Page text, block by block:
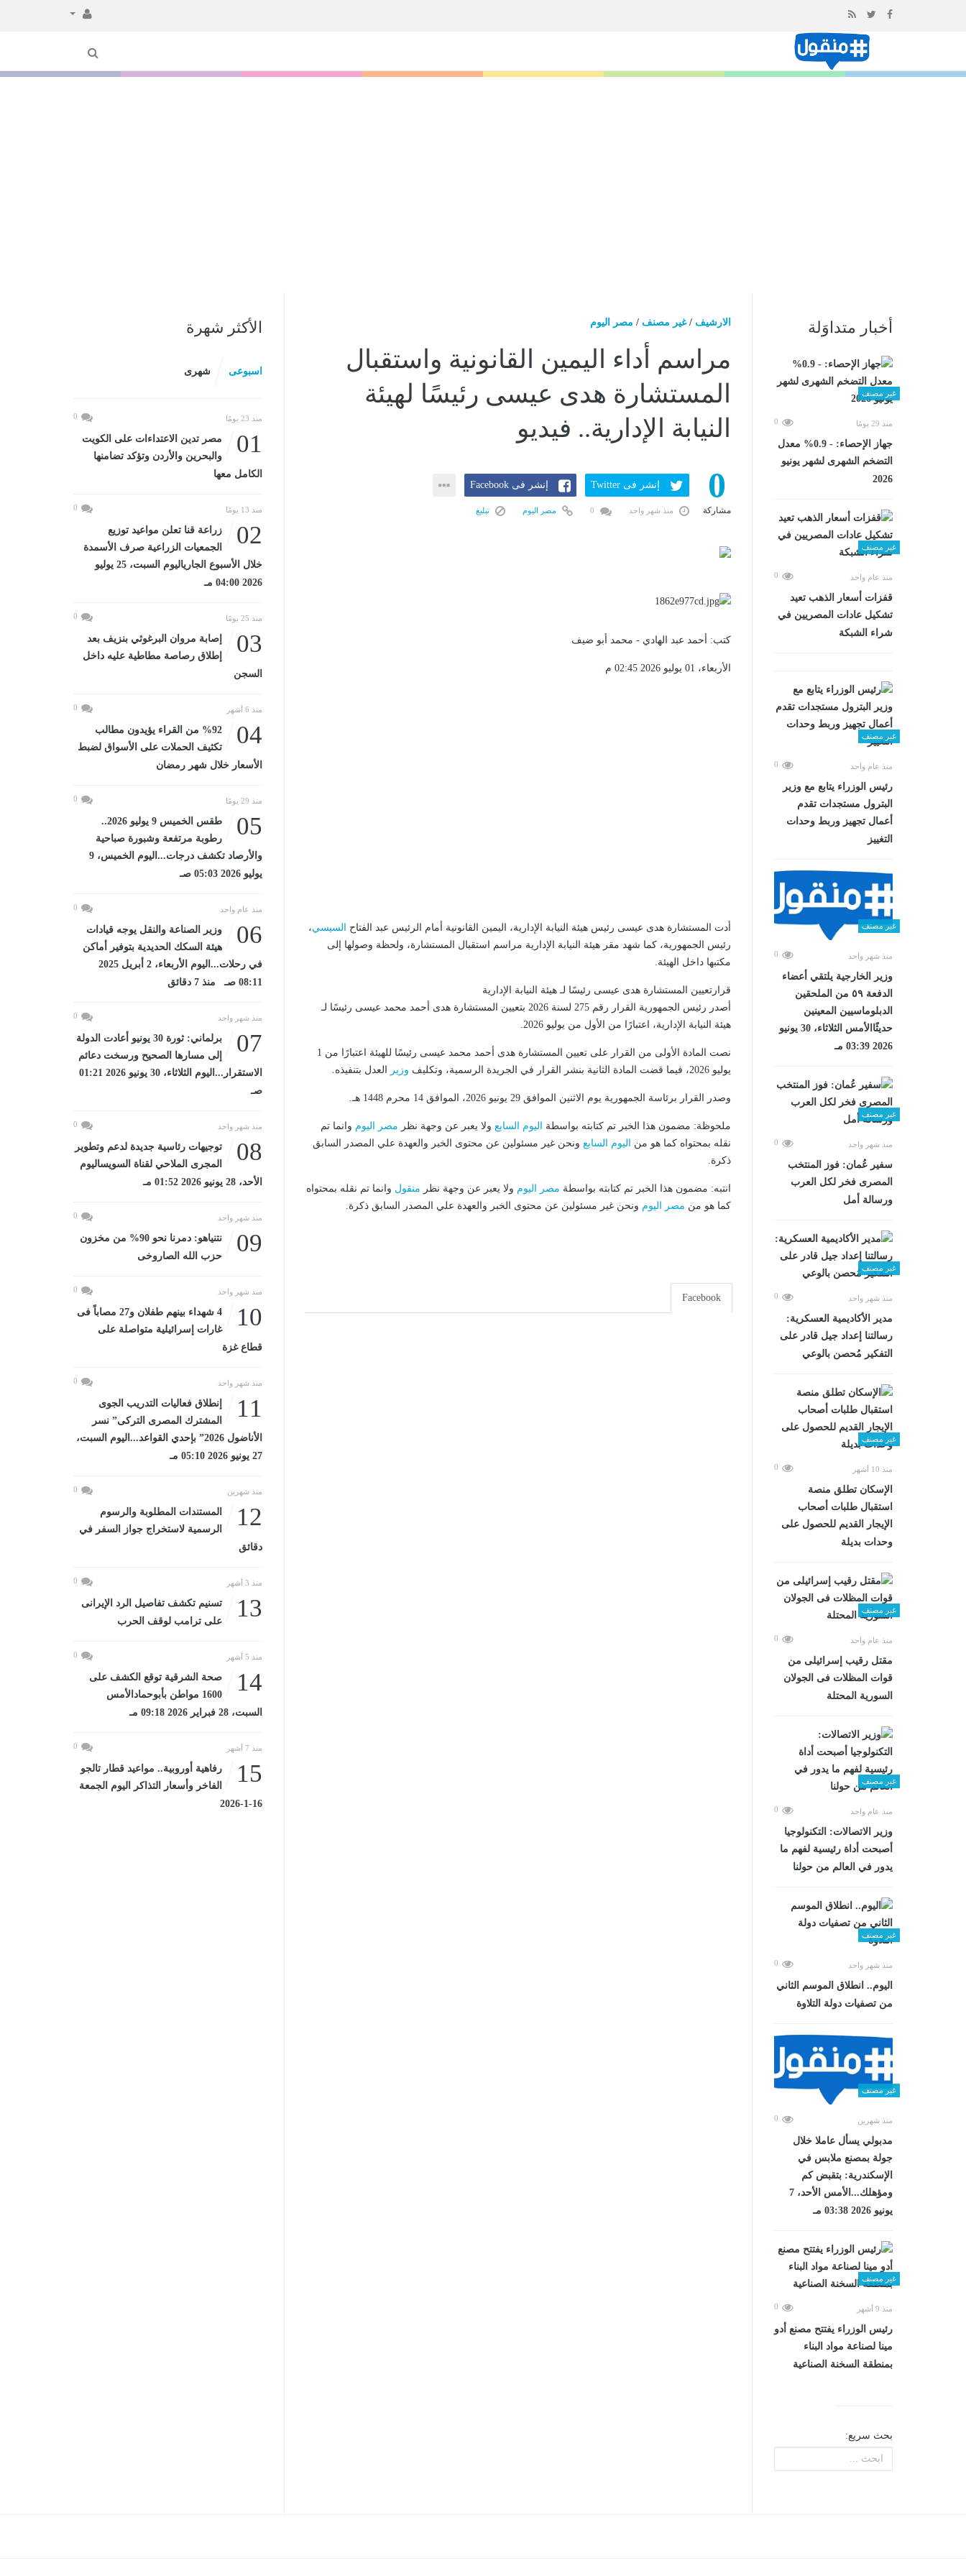
المحتوى
أخبار متداوَلة
غير مصنف
منذ 29 يومًا 0
جهاز الإحصاء: - 0.9% معدل
التضخم الشهرى لشهر يونيو
2026
غير مصنف
منذ عام واحد 0
قفزات أسعار الذهب تعيد
تشكيل عادات المصريين في
شراء الشبكة
غير مصنف
منذ عام واحد 0
رئيس الوزراء يتابع مع وزير
البترول مستجدات تقدم
أعمال تجهيز وربط وحدات
التغييز
غير مصنف
منذ شهر واحد 0
وزير الخارجية يلتقي أعضاء
الدفعة ٥٩ من الملحقين
الدبلوماسيين المعينين
حديثًاالأمس الثلاثاء، 30 يونيو
2026 03:39 مـ
غير مصنف
منذ شهر واحد 0
سفير عُمان: فوز المنتخب
المصرى فخر لكل العرب
ورسالة أمل
غير مصنف
منذ شهر واحد 0
مدير الأكاديمية العسكرية:
رسالتنا إعداد جيل قادر على
التفكير مُحصن بالوعي
غير مصنف
منذ 10 أشهر 0
الإسكان تطلق منصة
استقبال طلبات أصحاب
الإيجار القديم للحصول على
وحدات بديلة
غير مصنف
منذ عام واحد 0
مقتل رقيب إسرائيلى من
قوات المظلات فى الجولان
السورية المحتلة
غير مصنف
منذ عام واحد 0
وزير الاتصالات: التكنولوجيا
أصبحت أداة رئيسية لفهم ما
يدور في العالم من حولنا
غير مصنف
منذ شهر واحد 0
اليوم.. انطلاق الموسم الثاني
من تصفيات دولة التلاوة
غير مصنف
منذ شهرين 0
مدبولي يسأل عاملا خلال
جولة بمصنع ملابس في
الإسكندرية: بتقبض كم
ومؤهلك...الأمس الأحد، 7
يونيو 2026 03:38 مـ
غير مصنف
منذ 9 أشهر 0
رئيس الوزراء يفتتح مصنع أدو
مينا لصناعة مواد البناء
بمنطقة السخنة الصناعية
بحث سريع:
الارشيف /غير مصنف / مصر اليوم
مراسم أداء اليمين القانونية واستقبال
المستشارة هدى عيسى رئيسًا لهيئة
النيابة الإدارية.. فيديو
0
مشاركة
إنشر فى Twitter إنشر فى Facebook
منذ شهر واحد مصر اليوم تبليغ
كتب: أحمد عبد الهادي - محمد أبو ضيف
الأربعاء، 01 يوليو 2026 02:45 م
أدت المستشارة هدى عيسى رئيس هيئة النيابة الإدارية، اليمين القانونية أمام الرئيس عبد الفتاح السيسي،
رئيس الجمهورية، كما شهد مقر هيئة النيابة الإدارية مراسم استقبال المستشارة، ولحظة وصولها إلى
مكتبها داخل الهيئة.
قرارتعيين المستشارة هدى عيسى رئيسًا لـ هيئة النيابة الإدارية
أصدر رئيس الجمهورية القرار رقم 275 لسنة 2026 بتعيين المستشارة هدى أحمد محمد عيسى رئيسًا لـ
هيئة النيابة الإدارية، اعتبارًا من الأول من يوليو 2026.
نصت المادة الأولى من القرار على تعيين المستشارة هدى أحمد محمد عيسى رئيسًا للهيئة اعتبارًا من 1
يوليو 2026، فيما قضت المادة الثانية بنشر القرار في الجريدة الرسمية، وتكليف
وزير العدل بتنفيذه.
وصدر القرار برئاسة الجمهورية يوم الاثنين الموافق 29 يونيو 2026، الموافق 14 محرم 1448 هـ.
ملحوظة: مضمون هذا الخبر تم كتابته بواسطة اليوم السابع ولا يعبر عن وجهة نظر مصر اليوم وانما تم
نقله بمحتواه كما هو من
اليوم السابع ونحن غير مسئولين عن محتوى الخبر والعهدة علي المصدر السابق
ذكرة.
انتبه: مضمون هذا الخبر تم كتابته بواسطة مصر اليوم ولا يعبر عن وجهة نظر منقول وانما تم نقله بمحتواه
كما هو من مصر اليوم ونحن غير مسئولين عن محتوى الخبر والعهدة علي المصدر السابق ذكرة.
Facebook
الأكثر شهرة
اسبوعى شهرى
منذ 23 يومًا 0
01
مصر تدين الاعتداءات على الكويت
والبحرين والأردن وتؤكد تضامنها
الكامل معها
منذ 13 يومًا 0
02
زراعة قنا تعلن مواعيد توزيع
الجمعيات الزراعية صرف الأسمدة
خلال الأسبوع الجارياليوم السبت، 25 يوليو
2026 04:00 مـ
منذ 25 يومًا 0
03
إصابة مروان البرغوثي بنزيف بعد
إطلاق رصاصة مطاطية عليه داخل
السجن
منذ 6 أشهر 0
04
%92 من القراء يؤيدون مطالب
تكثيف الحملات على الأسواق لضبط
الأسعار خلال شهر رمضان
منذ 29 يومًا 0
05
طقس الخميس 9 يوليو 2026..
رطوبة مرتفعة وشبورة صباحية
والأرصاد تكشف درجات...اليوم الخميس، 9
يوليو 2026 05:03 صـ
منذ عام واحد 0
06
وزير الصناعة والنقل يوجه قيادات
هيئة السكك الحديدية بتوفير أماكن
في رحلات...اليوم الأربعاء، 2 أبريل 2025
08:11 صـ منذ 7 دقائق
منذ شهر واحد 0
07
برلماني: ثورة 30 يونيو أعادت الدولة
إلى مسارها الصحيح ورسخت دعائم
الاستقرار...اليوم الثلاثاء، 30 يونيو 2026 01:21
صـ
منذ شهر واحد 0
08
توجيهات رئاسية جديدة لدعم وتطوير
المجرى الملاحي لقناة السويساليوم
الأحد، 28 يونيو 2026 01:52 مـ
منذ شهر واحد 0
09
نتنياهو: دمرنا نحو 90% من مخزون
حزب الله الصاروخى
منذ شهر واحد 0
10
4 شهداء بينهم طفلان و27 مصاباً فى
غارات إسرائيلية متواصلة على
قطاع غزة
منذ شهر واحد 0
11
إنطلاق فعاليات التدريب الجوى
المشترك المصرى التركى” نسر
الأناضول 2026” بإحدي القواعد...اليوم السبت،
27 يونيو 2026 05:10 مـ
منذ شهرين 0
12
المستندات المطلوبة والرسوم
الرسمية لاستخراج جواز السفر في
دقائق
منذ 3 أشهر 0
13
تسنيم تكشف تفاصيل الرد الإيرانى
على ترامب لوقف الحرب
منذ 5 أشهر 0
14
صحة الشرقية توقع الكشف على
1600 مواطن بأبوحمادالأمس
السبت، 28 فبراير 2026 09:18 مـ
منذ 7 أشهر 0
15
رفاهية أوروبية.. مواعيد قطار تالجو
الفاخر وأسعار التذاكر اليوم الجمعة
16-1-2026